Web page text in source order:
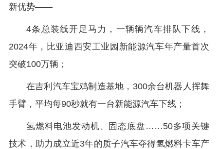
新优势——
4条总装线开足马力，一辆辆汽车排队下线，
2024年，比亚迪西安工业园新能源汽车年产量首次
突破100万辆；
在吉利汽车宝鸡制造基地，300余台机器人挥舞
手臂，平均每90秒就有一台新能源汽车下线；
氢燃料电池发动机、固态底盘……50多项关键
技术，助力成立近3年的质子汽车夺得氢燃料卡车产